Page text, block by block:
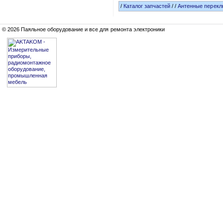
/ Каталог запчастей //Антенные
© 2026 Паяльное оборудование и все для ремонта электроники